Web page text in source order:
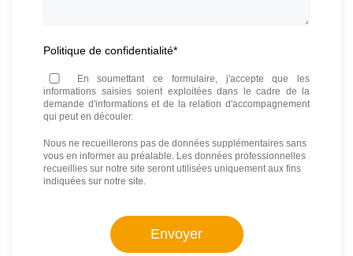
Politique de confidentialité*
En soumettant ce formulaire, j'accepte que les
informations saisies soient exploitées dans le cadre de la
demande d'informations et de la relation d'accompagnement
qui peut en découler.
Nous ne recueillerons pas de données supplémentaires sans
vous en informer au préalable. Les données professionnelles
recueillies sur notre site seront utilisées uniquement aux fins
indiquées sur notre site.